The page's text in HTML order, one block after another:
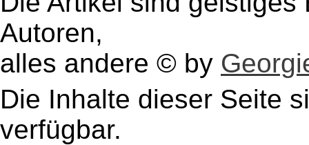
Autoren,
alles andere © by
Die Inhalte dieser Seite
verfügbar.